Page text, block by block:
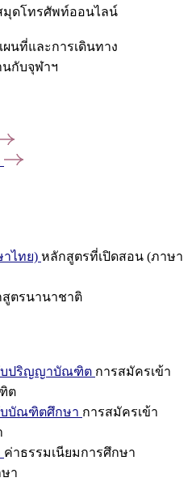
มุดโทรศัพท์ออนไลน์
ผนที่และการเดินทาง
นกับจุฬาฯ
ไทย) หลักสูตรที่เปิดสอน (ภาษา
ตรนานาชาติ
บปริญญาบัณฑิต การสมัครเข้า
ต
บบัณฑิตศึกษา การสมัครเข้า
ค่าธรรมเนียมการศึกษา
า